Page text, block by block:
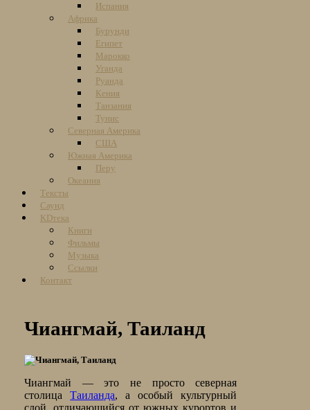
Испания
Африка
Бурунди
Египет
Марокко
Уганда
Руанда
Кения
Танзания
Тунис
Северная Америка
США
Южная Америка
Перу
Океания
Тексты
Саунд
KDтека
Книги
Фильмы
Музыка
Ссылки
Контакт
Чиангмай, Таиланд
Чиангмай — это не просто северная
столицаТаиланда, а особый культурный